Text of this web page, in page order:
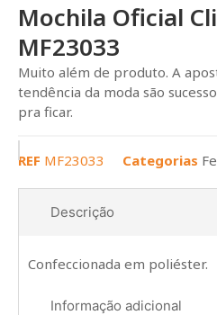
Mochila Oficial
MF23033
Muito além de produto. A
tendência da moda são
pra ficar.
REF MF23033 Categorias
Descrição
Informação adicional
Confeccionada em poliéster.